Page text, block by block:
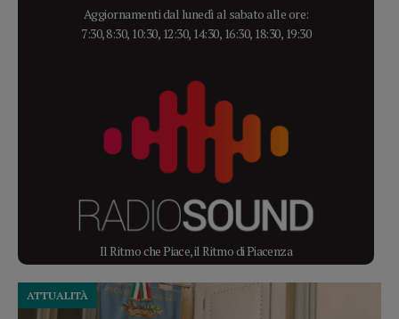
Aggiornamenti dal lunedì al sabato alle ore:
7:30, 8:30, 10:30, 12:30, 14:30, 16:30, 18:30, 19:30
Il Ritmo che Piace, il Ritmo di Piacenza
ATTUALITÀ